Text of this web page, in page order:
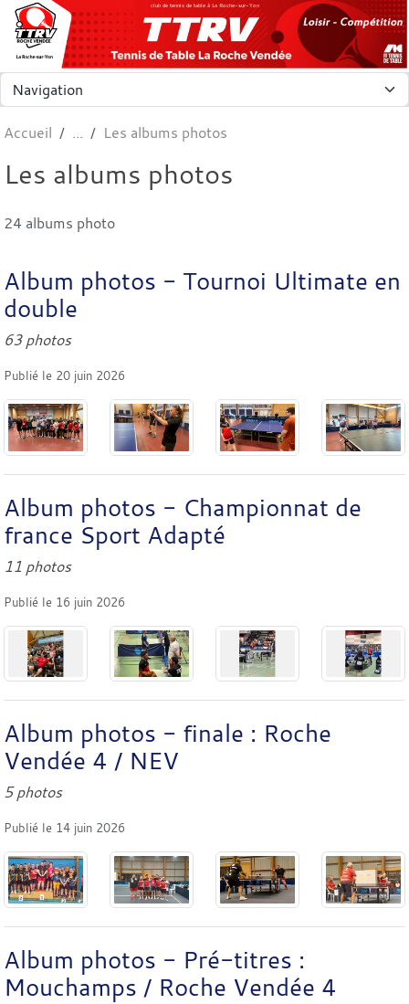
club de tennis de table à La Roche-sur-Yon
Accueil Les albums photos
Les albums photos
24 albums photo
Album photos - Tournoi Ultimate en
double
63 photos
Publié le 20 juin 2026
Album photos - Championnat de
france Sport Adapté
11 photos
Publié le 16 juin 2026
Album photos - finale : Roche
Vendée 4 / NEV
5 photos
Publié le 14 juin 2026
Album photos - Pré-titres :
Mouchamps / Roche Vendée 4
Panneau de gestion des cookies